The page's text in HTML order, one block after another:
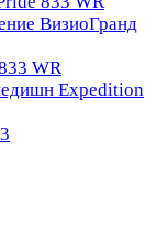
ВизиоГранд
WR
Expedition